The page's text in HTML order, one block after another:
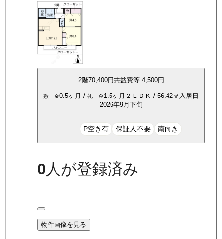
2階70,400円共益費等 4,500円
敷 金0.5ヶ月 / 礼 金1.5ヶ月 ２ＬＤＫ / 56.42㎡ 入居日
2026年9月下旬
P空き有 保証人不要 南向き
0人が登録済み
物件画像を見る